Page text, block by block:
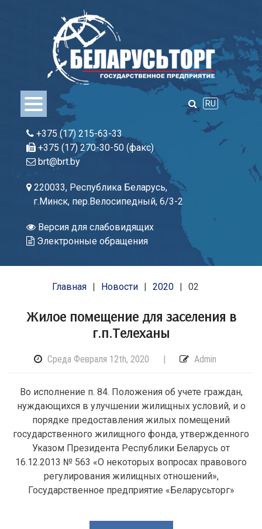
RU
+375 (17) 215-63-33
+375 (17) 270-30-50 (факс)
brt@brt.by
220033, Республика Беларусь,
г.Минск, пер.Велосипедный, 6/3-2
Версия для слабовидящих
Электронные обращения
Главная Новости 2020 02
Жилое помещение для заселения в
г.п.Телеханы
Среда Февраля 12th, 2020 | Admin
Во исполнение п. 84. Положения об учете граждан,
нуждающихся в улучшении жилищных условий, и о
порядке предоставления жилых помещений
государственного жилищного фонда, утвержденного
Указом Президента Республики Беларусь от
16.12.2013 № 563 «О некоторых вопросах правового
регулирования жилищных отношений»,
Государственное предприятие «Беларусьторг»